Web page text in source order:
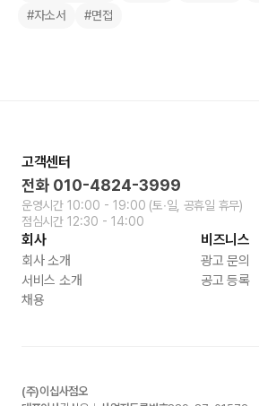
#자소서
#면접
고객센터
전화 010-4824-3999
운영시간 10:00 - 19:00 (토∙일, 공휴일 휴무)
점심시간 12:30 - 14:00
회사
회사 소개
서비스 소개
채용
비즈니스
광고 문의
공고 등록
(주)이십사점오